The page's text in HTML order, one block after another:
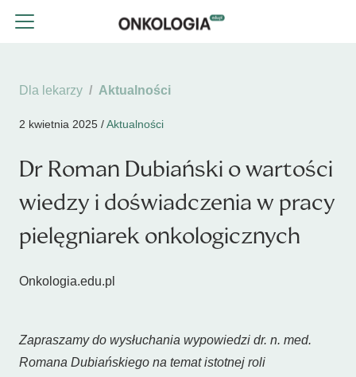
Dla lekarzy Aktualności
2 kwietnia 2025 /Aktualności
Dr Roman Dubiański o wartości
wiedzy i doświadczenia w pracy
pielęgniarek onkologicznych
Onkologia.edu.pl
Zapraszamy do wysłuchania wypowiedzi dr. n. med.
Romana Dubiańskiego na temat istotnej roli